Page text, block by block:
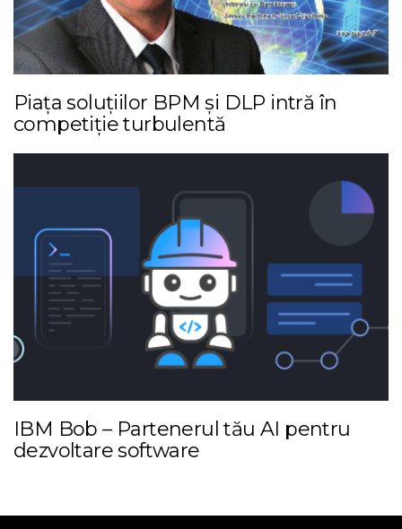
Piața soluțiilor BPM și DLP intră în
competiție turbulentă
IBM Bob – Partenerul tău AI pentru
dezvoltare software